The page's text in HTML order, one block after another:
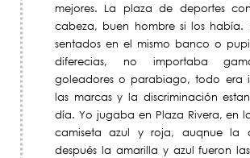
mejores. La plaza de deportes
cabeza, buen hombre si los había.
sentados en el mismo banco o
diferecias, no importaba
goleadores o parabiago, todo era
las marcas y la discriminación
día. Yo jugaba en Plaza Rivera, en
camiseta azul y roja, auqnue la
después la amarilla y azul fueron